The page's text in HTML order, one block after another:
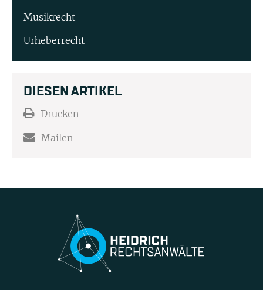
Musikrecht
Urheberrecht
DIESEN ARTIKEL
Drucken
Mailen